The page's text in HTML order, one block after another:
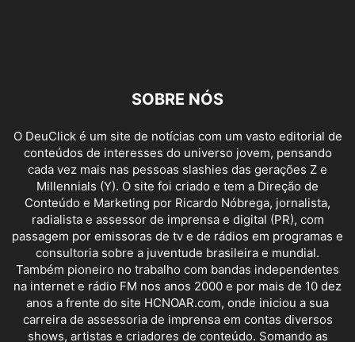
SOBRE NÓS
O DeuClick é um site de notícias com um vasto editorial de
conteúdos de interesses do universo jovem, pensando
cada vez mais nas pessoas slashies das gerações Z e
Millennials (Y). O site foi criado e tem a Direção de
Conteúdo e Marketing por Ricardo Nóbrega, jornalista,
radialista e assessor de imprensa e digital (PR), com
passagem por emissoras de tv e de rádios em programas e
consultoria sobre a juventude brasileira e mundial.
Também pioneiro no trabalho com bandas independentes
na internet e rádio FM nos anos 2000 e por mais de 10 dez
anos a frente do site HCNOAR.com, onde iniciou a sua
carreira de assessoria de imprensa em contas diversos
shows, artistas e criadores de conteúdo. Somando as